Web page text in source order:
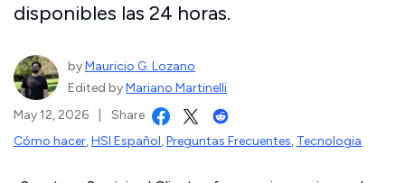
disponibles las 24 horas.
byMauricio G. Lozano
Edited byMariano Martinelli
May 12, 2026
Share
Cómo hacer,HSI Español,Preguntas Frecuentes, Tecnologia